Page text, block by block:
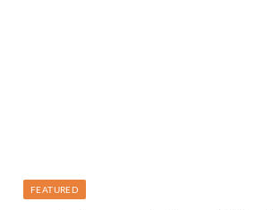
FEATURED